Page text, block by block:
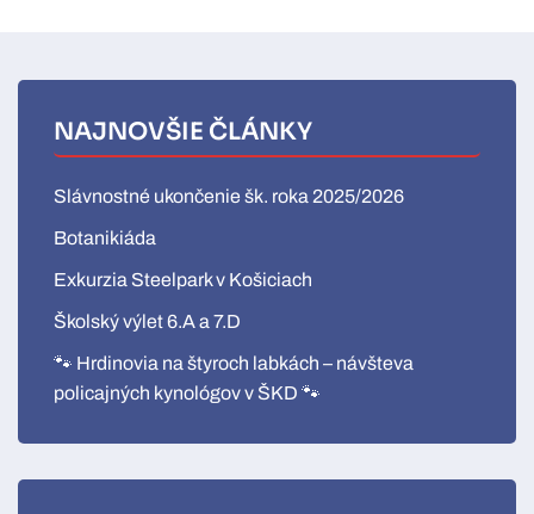
NAJNOVŠIE ČLÁNKY
Slávnostné ukončenie šk. roka 2025/2026
Botanikiáda
Exkurzia Steelpark v Košiciach
Školský výlet 6.A a 7.D
🐾 Hrdinovia na štyroch labkách – návšteva
policajných kynológov v ŠKD 🐾